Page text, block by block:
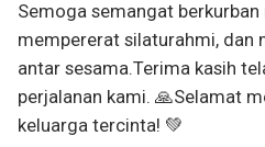
Semoga semangat
mempererat silaturahmi, dan
antar sesama.Terima kasih
perjalanan kami. 🙏Selamat
keluarga tercinta! 💚